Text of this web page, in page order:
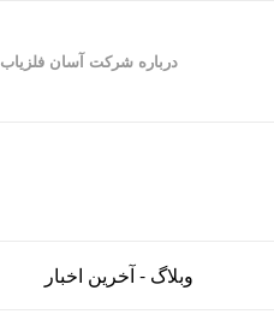
درباره شرکت آسان فلزیاب
وبلاگ - آخرین اخبار